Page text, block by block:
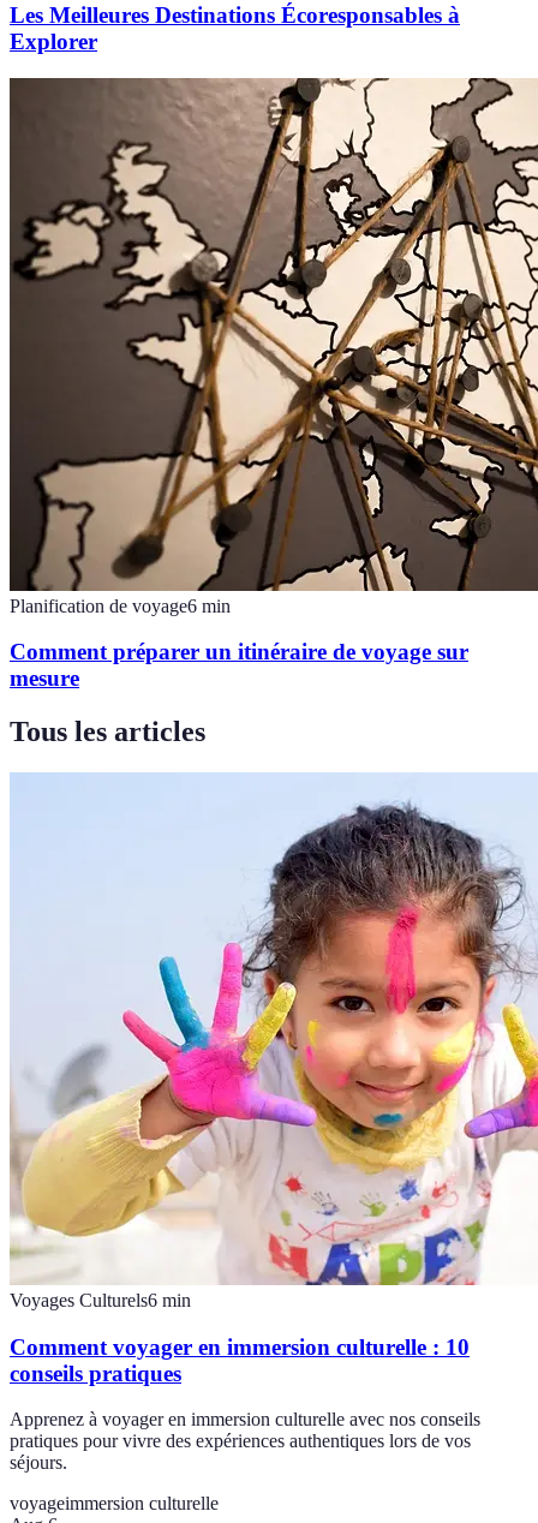
Les Meilleures Destinations Écoresponsables à
Explorer
Planification de voyage6 min
Comment préparer un itinéraire de voyage sur
mesure
Tous les articles
Voyages Culturels6 min
Comment voyager en immersion culturelle : 10
conseils pratiques
Apprenez à voyager en immersion culturelle avec nos conseils
pratiques pour vivre des expériences authentiques lors de vos
séjours.
voyageimmersion culturelle